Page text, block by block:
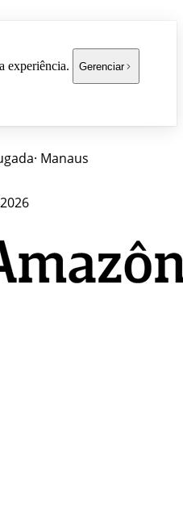
experiência. Gerenciar
· Manaus